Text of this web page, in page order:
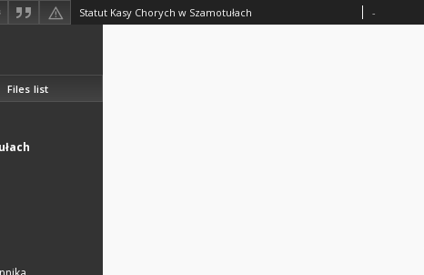
Statut Kasy Chorych w Szamotułach -
Files list